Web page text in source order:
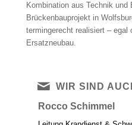
Kombination aus Technik und
Brückenbauprojekt in
termingerecht realisiert – egal
Ersatzneubau.
WIR SIND
Rocco Schimmel